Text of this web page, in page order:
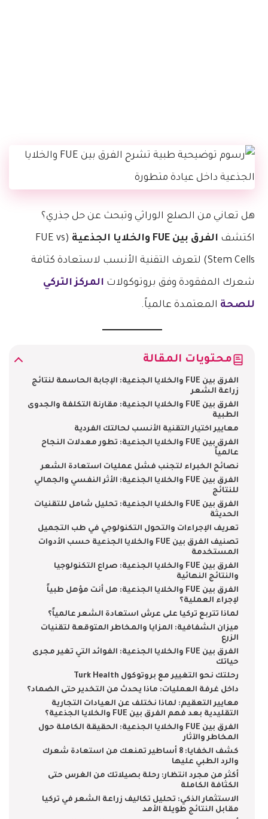
هل تعاني من الصلع الوراثي وتبحث عن حل جذري؟
اكتشف الفرق بين FUE والخلايا الجذعية (FUE vs
Stem Cells) لتعرف التقنية الأنسب لاستعادة كثافة
شعرك المفقودة وفق بروتوكولات المركز التركي
للصحة المعتمدة عالمياً.
محتويات المقالة
الفرق بين FUE والخلايا الجذعية: الإجابة الحاسمة لنتائج
زراعة الشعر
الفرق بين FUE والخلايا الجذعية: مقارنة التكلفة والجدوى
الطبية
معايير اختيار التقنية الأنسب لحالتك الفردية
الفرق بين FUE والخلايا الجذعية: تطور معدلات النجاح
عالمياً
نصائح الخبراء لتجنب فشل عمليات استعادة الشعر
الفرق بين FUE والخلايا الجذعية: الأثر النفسي والجمالي
للنتائج
الفرق بين FUE والخلايا الجذعية: تحليل شامل للتقنيات
الحديثة
تعريف الإجراءات والتحول التكنولوجي في طب التجميل
تصنيف الفرق بين FUE والخلايا الجذعية حسب الأدوات
المستخدمة
الفرق بين FUE والخلايا الجذعية: صراع التكنولوجيا
والنتائج النهائية
الفرق بين FUE والخلايا الجذعية: هل أنت مؤهل طبياً
لإجراء العملية؟
لماذا تتربع تركيا على عرش استعادة الشعر عالمياً؟
ميزان الشفافية: المزايا والمخاطر المتوقعة لتقنيات
الزرع
الفرق بين FUE والخلايا الجذعية: الفوائد التي تغير مجرى
حياتك
رحلتك نحو التغيير مع بروتوكول Turk Health
داخل غرفة العمليات: ماذا يحدث من التخدير حتى الضماد؟
معايير التعقيم: لماذا نختلف عن العيادات التجارية
التقليدية بعد فهم الفرق بين FUE والخلايا الجذعية؟
الفرق بين FUE والخلايا الجذعية: الحقيقة الكاملة حول
المخاطر والآثار
كشف الخفايا: 8 أساطير تمنعك من استعادة شعرك
والرد الطبي عليها
أكثر من مجرد انتظار: رحلة بصيلاتك من الغرس حتى
الكثافة الكاملة
الاستثمار الذكي: تحليل تكاليف زراعة الشعر في تركيا
مقابل النتائج طويلة الأمد